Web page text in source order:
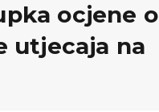
ocjene o
utjecaja na